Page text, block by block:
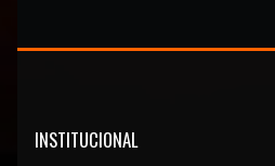
INSTITUCIONAL